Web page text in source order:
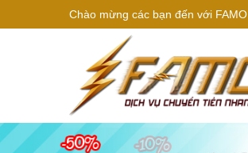
Chào mừng các bạn đến với